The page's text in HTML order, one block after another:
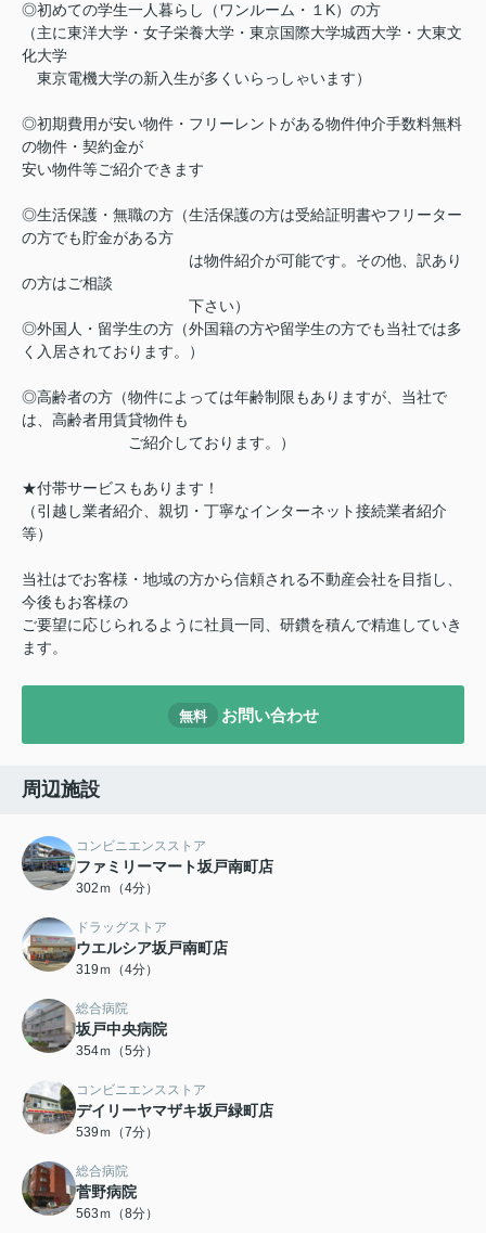
◎初めての学生一人暮らし（ワンルーム・１K）の方
（主に東洋大学・女子栄養大学・東京国際大学城西大学・大東文
化大学
東京電機大学の新入生が多くいらっしゃいます）
◎初期費用が安い物件・フリーレントがある物件仲介手数料無料
の物件・契約金が
安い物件等ご紹介できます
◎生活保護・無職の方（生活保護の方は受給証明書やフリーター
の方でも貯金がある方
は物件紹介が可能です。その他、訳あり
の方はご相談
下さい）
◎外国人・留学生の方（外国籍の方や留学生の方でも当社では多
く入居されております。）
◎高齢者の方（物件によっては年齢制限もありますが、当社で
は、高齢者用賃貸物件も
ご紹介しております。）
★付帯サービスもあります！
（引越し業者紹介、親切・丁寧なインターネット接続業者紹介
等）
当社はでお客様・地域の方から信頼される不動産会社を目指し、
今後もお客様の
ご要望に応じられるように社員一同、研鑽を積んで精進していき
ます。
無料 お問い合わせ
周辺施設
コンビニエンスストア
ファミリーマート坂戸南町店
302ｍ（4分）
ドラッグストア
ウエルシア坂戸南町店
319ｍ（4分）
総合病院
坂戸中央病院
354ｍ（5分）
コンビニエンスストア
デイリーヤマザキ坂戸緑町店
539ｍ（7分）
総合病院
菅野病院
563ｍ（8分）